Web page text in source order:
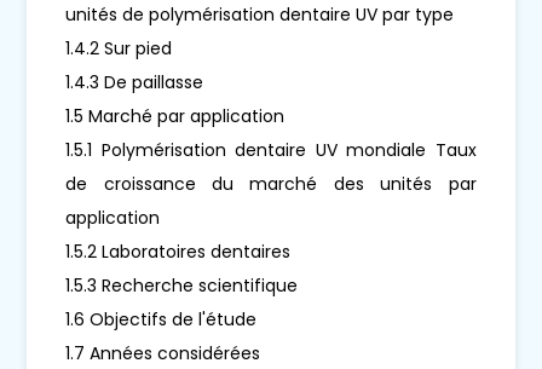
unités de polymérisation dentaire UV par type
1.4.2 Sur pied
1.4.3 De paillasse
1.5 Marché par application
1.5.1 Polymérisation dentaire UV mondiale Taux
de croissance du marché des unités par
application
1.5.2 Laboratoires dentaires
1.5.3 Recherche scientifique
1.6 Objectifs de l'étude
1.7 Années considérées